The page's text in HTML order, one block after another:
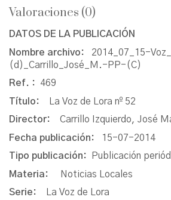
Valoraciones (0)
DATOS DE LA PUBLICACIÓN
Nombre archivo: 2014_07_15-
(d)_Carrillo_José_M.-PP-(C)
Ref. : 469
Título:
La Voz de Lora nº 52
Director: Carrillo Izquierdo, José
Fecha publicación:
15-07-2014
Tipo publicación:
Publicación
Materia:
Noticias Locales
Serie:
La Voz de Lora